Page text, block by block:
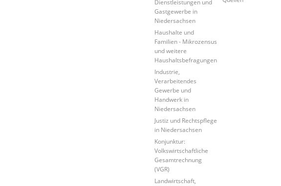
Dienstleistungen und
Gastgewerbe in
Niedersachsen
Haushalte und
Familien - Mikrozensus
und weitere
Haushaltsbefragungen
Industrie,
Verarbeitendes
Gewerbe und
Handwerk in
Niedersachsen
Justiz und Rechtspflege
in Niedersachsen
Konjunktur:
Volkswirtschaftliche
Gesamtrechnung
(VGR)
Landwirtschaft,